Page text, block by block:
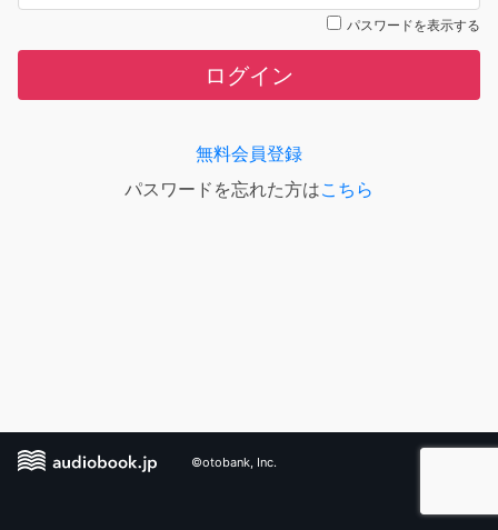
パスワードを表示する
ログイン
無料会員登録
パスワードを忘れた方はこちら
©otobank, Inc.